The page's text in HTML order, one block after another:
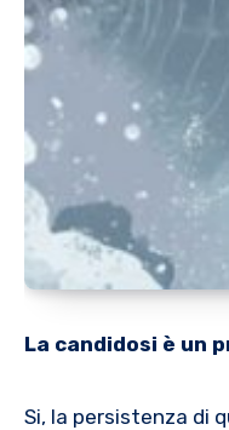
La candidosi è un
Si, la persistenza di